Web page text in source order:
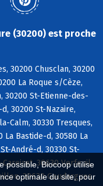
possible, Biocoop utilise
optimale du site, pour
(30200) est proche
30200 Chusclan, 30200
La Roque s/Cèze,
30200 St-Etienne-des-
30200 St-Nazaire,
Calm, 30330 Tresques,
La Bastide-d, 30580 La
André-d, 30330 St-
30630 Verfeuil,
30630 Goudargues